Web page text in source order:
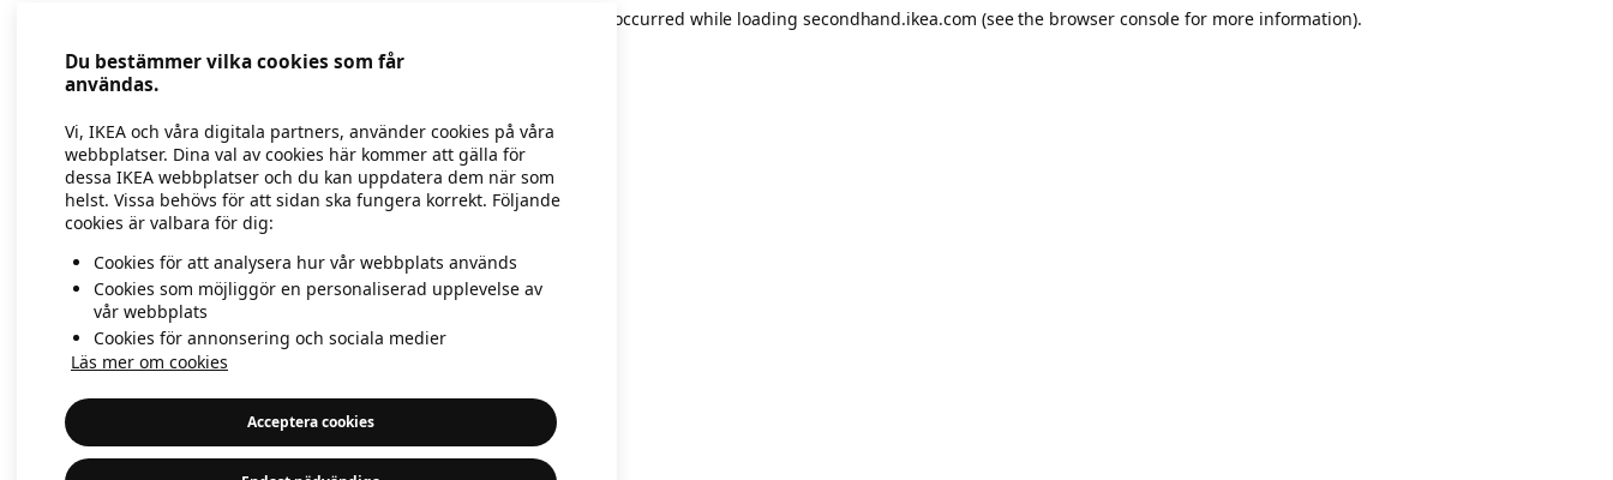
Application error: a client-side exception has occurred while loading secondhand.ikea.com (see the browser console for more information).
Du bestämmer vilka cookies som får
användas.
Vi, IKEA och våra digitala partners, använder cookies på våra
webbplatser. Dina val av cookies här kommer att gälla för
dessa IKEA webbplatser och du kan uppdatera dem när som
helst. Vissa behövs för att sidan ska fungera korrekt. Följande
cookies är valbara för dig:
Cookies för att analysera hur vår webbplats används
Cookies som möjliggör en personaliserad upplevelse av
vår webbplats
Cookies för annonsering och sociala medier
Läs mer om cookies
Acceptera cookies